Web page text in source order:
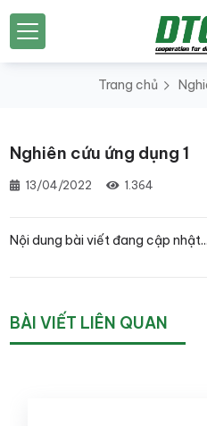
Trang chủ
Nghiên cứu ứng dụng 1
13/04/2022 1.364
Nội dung bài viết đang cập nhật...
BÀI VIẾT LIÊN QUAN